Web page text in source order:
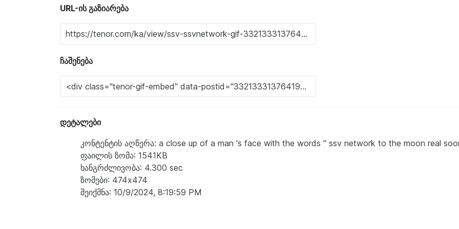
URL-ის გაზიარება
ჩაშენება
დეტალები
კონტენტის აღწერა: a close up of a man 's face with the words " ssv network to the moon real
ფაილის ზომა: 1541KB
ხანგრძლივობა: 4.300 sec
ზომები: 474x474
შეიქმნა: 10/9/2024, 8:19:59 PM